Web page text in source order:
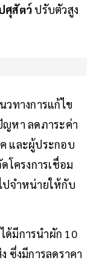
ศุสัตว์ ปรับตัวสูง
วทางการแก้ไข
หา ลดภาระค่า
และผู้ประกอบ
โครงการเชื่อม
ปจำหน่ายให้กับ
มีการนำผัก 10
ซึ่งมีการลดราคา